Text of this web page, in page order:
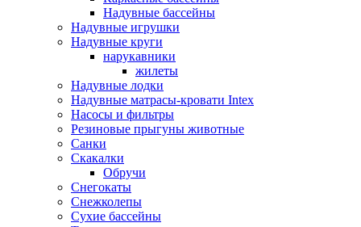
Надувные бассейны
Надувные игрушки
Надувные круги
нарукавники
жилеты
Надувные лодки
Надувные матрасы-кровати Intex
Насосы и фильтры
Резиновые прыгуны животные
Санки
Скакалки
Обручи
Снегокаты
Снежколепы
Сухие бассейны